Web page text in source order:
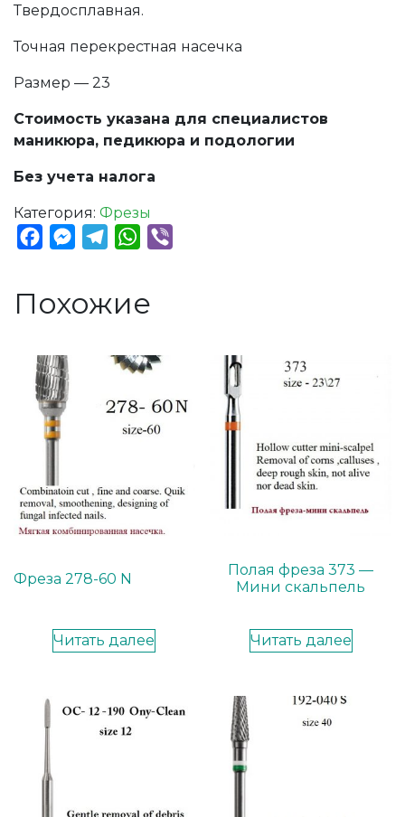
Твердосплавная.
Точная перекрестная насечка
Размер — 23
Стоимость указана для специалистов
маникюра, педикюра и подологии
Без учета налога
Категория: Фрезы
FacebookMessenger
TelegramWhatsApp
Похожие
Фреза 278-60 N
Читать далее
Полая фреза 373 —
Мини скальпель
Читать далее